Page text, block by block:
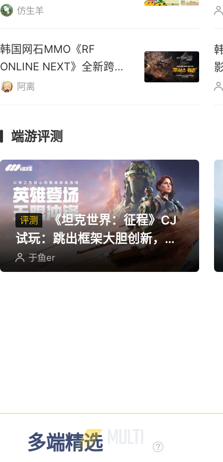
是……游策十一
《赛尔号：巅峰之战》台服
公测定档 可继承《赛尔
号》数据
仿生羊
韩国网石MMO《RF
战区上线
阿离
端游评测